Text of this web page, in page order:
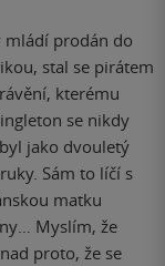
mládí prodán do
stal se pirátem
kterému
se nikdy
jako dvouletý
Sám to líčí s
matku
Myslím, že
proto, že se